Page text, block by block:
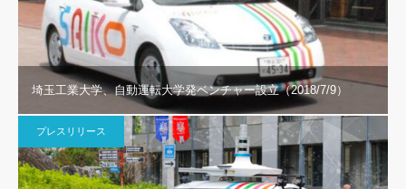
埼玉工業大学、自動運転大学発ベンチャー設立（2018/7/9）
プレスリリース